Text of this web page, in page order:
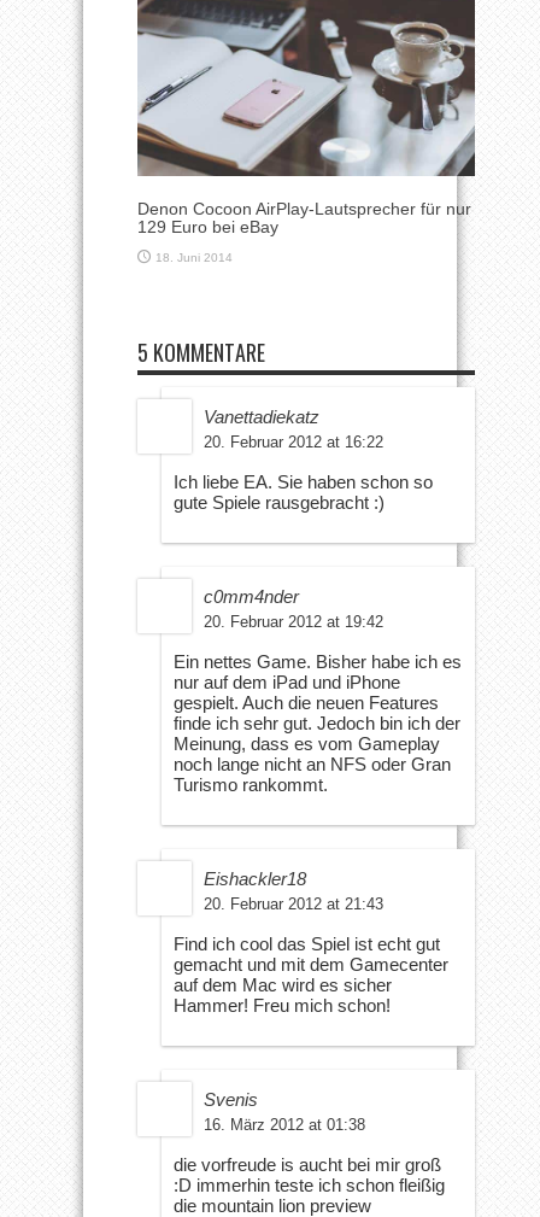
Denon Cocoon AirPlay-Lautsprecher für nur
129 Euro bei eBay
18. Juni 2014
5 KOMMENTARE
Vanettadiekatz
20. Februar 2012 at 16:22
Ich liebe EA. Sie haben schon so
gute Spiele rausgebracht :)
c0mm4nder
20. Februar 2012 at 19:42
Ein nettes Game. Bisher habe ich es
nur auf dem iPad und iPhone
gespielt. Auch die neuen Features
finde ich sehr gut. Jedoch bin ich der
Meinung, dass es vom Gameplay
noch lange nicht an NFS oder Gran
Turismo rankommt.
Eishackler18
20. Februar 2012 at 21:43
Find ich cool das Spiel ist echt gut
gemacht und mit dem Gamecenter
auf dem Mac wird es sicher
Hammer! Freu mich schon!
Svenis
16. März 2012 at 01:38
die vorfreude is aucht bei mir groß
:D immerhin teste ich schon fleißig
die mountain lion preview